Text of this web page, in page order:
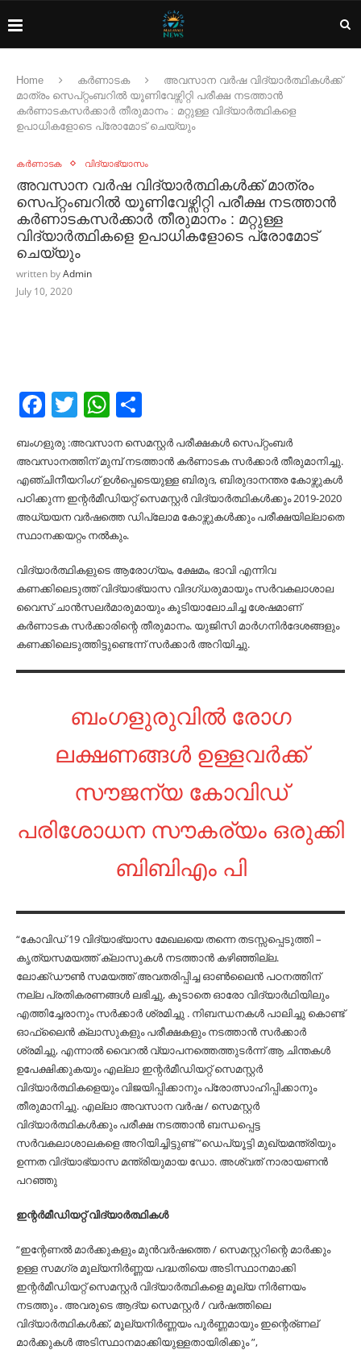
Home കർണാടക
അവസാന വർഷ വിദ്യാർത്ഥികൾക്ക്
മാത്രം സെപ്റ്റംബറിൽ യൂണിവേഴ്സിറ്റി പരീക്ഷ നടത്താൻ
കർണാടകസർക്കാർ തീരുമാനം : മറ്റുള്ള വിദ്യാർത്ഥികളെ
ഉപാധികളോടെ പ്രോമോട് ചെയ്യും
കർണാടക വിദ്യാഭ്യാസം
അവസാന വർഷ വിദ്യാർത്ഥികൾക്ക് മാത്രം
സെപ്റ്റംബറിൽ യൂണിവേഴ്സിറ്റി പരീക്ഷ നടത്താൻ
കർണാടകസർക്കാർ തീരുമാനം : മറ്റുള്ള
വിദ്യാർത്ഥികളെ ഉപാധികളോടെ പ്രോമോട്
ചെയ്യും
written byAdmin
July 10, 2020
Facebook
TwitterWhatsApp
ബംഗളുരു :അവസാന സെമസ്റ്റർ പരീക്ഷകൾ സെപ്റ്റംബർ
അവസാനത്തിന് മുമ്പ് നടത്താൻ കർണാടക സർക്കാർ തീരുമാനിച്ചു.
എഞ്ചിനീയറിംഗ് ഉൾപ്പെടെയുള്ള ബിരുദ, ബിരുദാനന്തര കോഴ്സുകൾ
പഠിക്കുന്ന ഇന്റർമീഡിയറ്റ് സെമസ്റ്റർ വിദ്യാർത്ഥികൾക്കും 2019-2020
അധ്യയന വർഷത്തെ ഡിപ്ലോമ കോഴ്സുകൾക്കും പരീക്ഷയില്ലാതെ
സ്ഥാനക്കയറ്റം നൽകും.
വിദ്യാർത്ഥികളുടെ ആരോഗ്യം, ക്ഷേമം, ഭാവി എന്നിവ
കണക്കിലെടുത്ത് വിദ്യാഭ്യാസ വിദഗ്ധരുമായും സർവകലാശാല
വൈസ് ചാൻസലർമാരുമായും കൂടിയാലോചിച്ച ശേഷമാണ്
കർണാടക സർക്കാരിന്റെ തീരുമാനം. യുജിസി മാർഗനിർദേശങ്ങളും
കണക്കിലെടുത്തിട്ടുണ്ടെന്ന് സർക്കാർ അറിയിച്ചു.
ബംഗളുരുവിൽ രോഗ
ലക്ഷണങ്ങൾ ഉള്ളവർക്ക്
സൗജന്യ കോവിഡ്
പരിശോധന സൗകര്യം ഒരുക്കി
ബിബിഎം പി
“കോവിഡ് 19 വിദ്യാഭ്യാസ മേഖലയെ തന്നെ തടസ്സപ്പെടുത്തി –
കൃത്യസമയത്ത് ക്ലാസുകൾ നടത്താൻ കഴിഞ്ഞില്ല.
ലോക്ക്ഡൗൺ സമയത്ത് അവതരിപ്പിച്ച ഓൺലൈൻ പഠനത്തിന്
നല്ല പ്രതികരണങ്ങൾ ലഭിച്ചു, കൂടാതെ ഓരോ വിദ്യാർഥിയിലും
എത്തിച്ചേരാനും സർക്കാർ ശ്രമിച്ചു . നിബന്ധനകൾ പാലിച്ചു കൊണ്ട്
ഓഫ്‌ലൈൻ ക്ലാസുകളും പരീക്ഷകളും നടത്താൻ സർക്കാർ
ശ്രമിച്ചു, എന്നാൽ വൈറൽ വ്യാപനത്തെത്തുടർന്ന് ആ ചിന്തകൾ
ഉപേക്ഷിക്കുകയും എല്ലാ ഇന്റർമീഡിയറ്റ് സെമസ്റ്റർ
വിദ്യാർത്ഥികളെയും വിജയിപ്പിക്കാനും പ്രോത്സാഹിപ്പിക്കാനും
തീരുമാനിച്ചു. എല്ലാ അവസാന വർഷ / സെമസ്റ്റർ
വിദ്യാർത്ഥികൾക്കും പരീക്ഷ നടത്താൻ ബന്ധപ്പെട്ട
സർവകലാശാലകളെ അറിയിച്ചിട്ടുണ്ട് ”ഡെപ്യൂട്ടി മുഖ്യമന്ത്രിയും
ഉന്നത വിദ്യാഭ്യാസ മന്ത്രിയുമായ ഡോ. അശ്വത് നാരായണൻ
പറഞ്ഞു
ഇന്റർമീഡിയറ്റ് വിദ്യാർത്ഥികൾ
“ഇന്റേണൽ മാർക്കുകളും മുൻവർഷത്തെ / സെമസ്റ്ററിന്റെ മാർക്കും
ഉള്ള സമഗ്ര മൂല്യനിർണ്ണയ പദ്ധതിയെ അടിസ്ഥാനമാക്കി
ഇന്റർമീഡിയറ്റ് സെമസ്റ്റർ വിദ്യാർത്ഥികളെ മൂല്യ നിർണയം
നടത്തും . അവരുടെ ആദ്യ സെമസ്റ്റർ / വർഷത്തിലെ
വിദ്യാർത്ഥികൾക്ക്, മൂല്യനിർണ്ണയം പൂർണ്ണമായും ഇന്റെര്ണല്
മാർക്കുകൾ അടിസ്ഥാനമാക്കിയുള്ളതായിരിക്കും ”,